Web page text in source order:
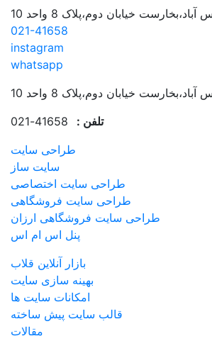
خیابان دوم،پلاک 8 واحد 10
021-41658
instagram
whatsapp
خیابان دوم،پلاک 8 واحد 10
تلفن : 41658-021
طراحی سایت
سایت ساز
طراحی سایت اختصاصی
طراحی سایت فروشگاهی
طراحی سایت فروشگاهی ارزان
پنل اس ام اس
بازار آنلاین قلاب
بهینه سازی سایت
امکانات سایت ها
قالب سایت پیش ساخته
مقالات